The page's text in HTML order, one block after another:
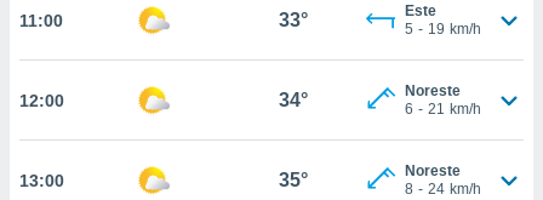
a la
todas
nuestros
CONFIGURACIÓN
11:00 33°
Este
5 - 19 km/h
12:00 34°
Noreste
6 - 21 km/h
13:00 35°
Noreste
8 - 24 km/h